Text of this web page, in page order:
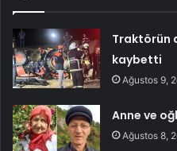
Traktörün
kaybetti
Ağustos 9,
Anne ve
Ağustos 8,